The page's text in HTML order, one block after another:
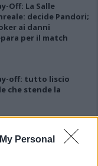
Personal
Off: La Salle
decide Pandori;
ai danni
per il match
off: tutto liscio
che stende la
Out: colpo grosso
Johannes e